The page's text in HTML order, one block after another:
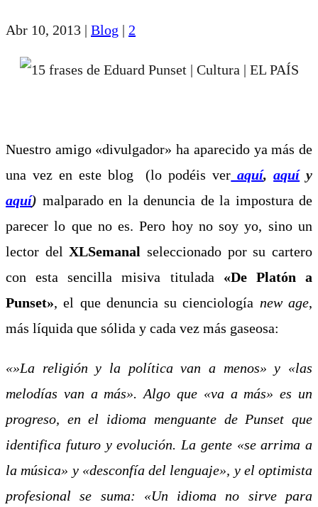
Abr 10, 2013 | Blog | 2
Nuestro amigo «divulgador» ha aparecido ya más de
una vez en este blog (lo podéis ver aquí,aquíy
aquí) malparado en la denuncia de la impostura de
parecer lo que no es. Pero hoy no soy yo, sino un
lector delXLSemanal seleccionado por su cartero
con esta sencilla misiva titulada «De Platón a
Punset», el que denuncia su cienciología new age,
más líquida que sólida y cada vez más gaseosa:
«»La religión y la política van a menos» y «las
melodías van a más». Algo que «va a más» es un
progreso, en el idioma menguante de Punset que
identifica futuro y evolución. La gente «se arrima a
la música» y «desconfía del lenguaje», y el optimista
profesional se suma: «Un idioma no sirve para